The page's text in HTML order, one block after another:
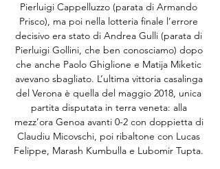
Pierluigi Cappelluzzo (parata di Armando
Prisco), ma poi nella lotteria finale l’errore
decisivo era stato di Andrea Gulli (parata di
Pierluigi Gollini, che ben conosciamo) dopo
che anche Paolo Ghiglione e Matija Miketic
avevano sbagliato. L’ultima vittoria casalinga
del Verona è quella del maggio 2018, unica
partita disputata in terra veneta: alla
mezz’ora Genoa avanti 0-2 con doppietta di
Claudiu Micovschi, poi ribaltone con Lucas
Felippe, Marash Kumbulla e Lubomir Tupta.